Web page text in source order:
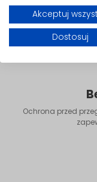
Akceptuj
Dostosuj
Ochrona przed